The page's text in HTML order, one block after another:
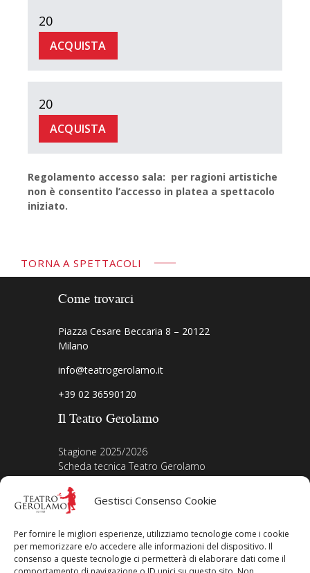
Gestisci Consenso Cookie
Per fornire le migliori esperienze, utilizziamo tecnologie come i cookie
per memorizzare e/o accedere alle informazioni del dispositivo. Il
consenso a queste tecnologie ci permetterà di elaborare dati come il
20
ACQUISTA
20
ACQUISTA
Regolamento accesso sala: per ragioni artistiche
non è consentito l’accesso in platea a spettacolo
iniziato.
TORNA A SPETTACOLI
Come trovarci
Piazza Cesare Beccaria 8 – 20122
Milano
info@teatrogerolamo.it
+39 02 36590120
Il Teatro Gerolamo
Stagione 2025/2026
Scheda tecnica Teatro Gerolamo
Biografia Direttore
Acquista i biglietti
La nostra storia
Area legale